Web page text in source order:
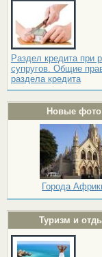
Раздел кредита при
супругов. Общие
раздела кредита
Новые фото
Города
Туризм и